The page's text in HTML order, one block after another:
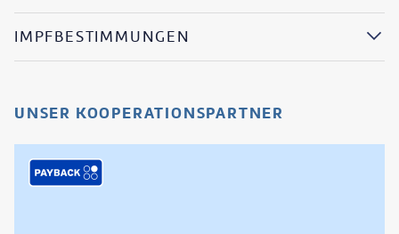
IMPFBESTIMMUNGEN
UNSER KOOPERATIONSPARTNER